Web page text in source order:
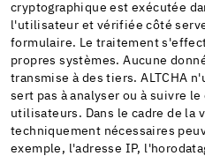
cryptographique est exécutée
l'utilisateur et vérifiée côté
formulaire. Le traitement
propres systèmes. Aucune
transmise à des tiers. ALTCHA
sert pas à analyser ou à suivre
utilisateurs. Dans le cadre de la
techniquement nécessaires
exemple, l'adresse IP,